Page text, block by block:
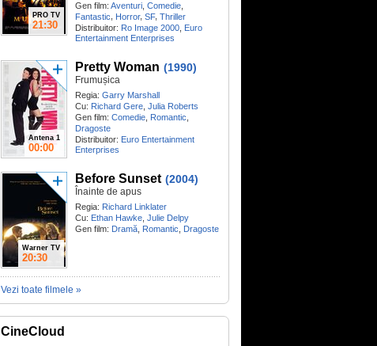
PRO TV
21:30
Gen film: Aventuri Comedie
Fantastic, Horror, SF, Thriller
Distribuitor: Ro Image 2000 Euro
Entertainment Enterprises
Antena 1
00:00
Pretty Woman (1990)
Frumușica
Regia: Garry Marshall
Cu: Richard Gere Julia Roberts
Gen film: Comedie Romantic
Dragoste
Distribuitor: Euro Entertainment
Enterprises
Warner TV
20:30
Before Sunset (2004)
Înainte de apus
Regia: Richard Linklater
Cu: Ethan Hawke Julie Delpy
Gen film: Dramă Romantic Dragoste
Vezi toate filmele »
CineCloud